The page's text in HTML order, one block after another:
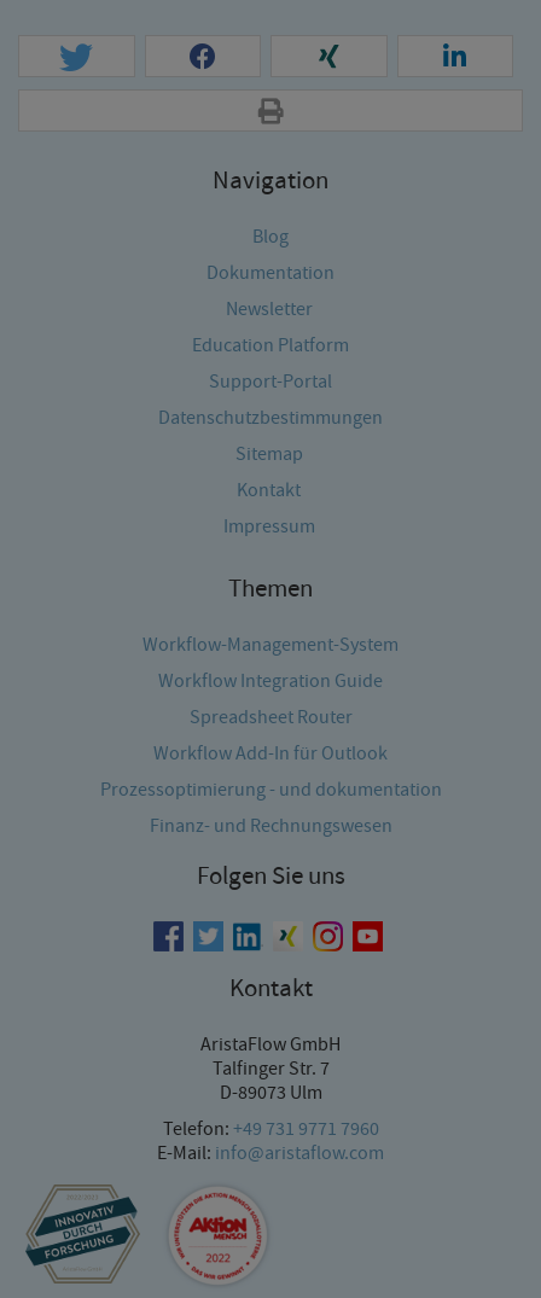
Navigation
Blog
Dokumentation
Newsletter
Education Platform
Support-Portal
Datenschutzbestimmungen
Sitemap
Kontakt
Impressum
Themen
Workflow-Management-System
Workflow Integration Guide
Spreadsheet Router
Workflow Add-In für Outlook
Prozessoptimierung - und dokumentation
Finanz- und Rechnungswesen
Folgen Sie uns
Kontakt
AristaFlow GmbH
Talfinger Str. 7
D-89073 Ulm
Telefon:+49 731 9771 7960
E-Mail: info@aristaflow.com